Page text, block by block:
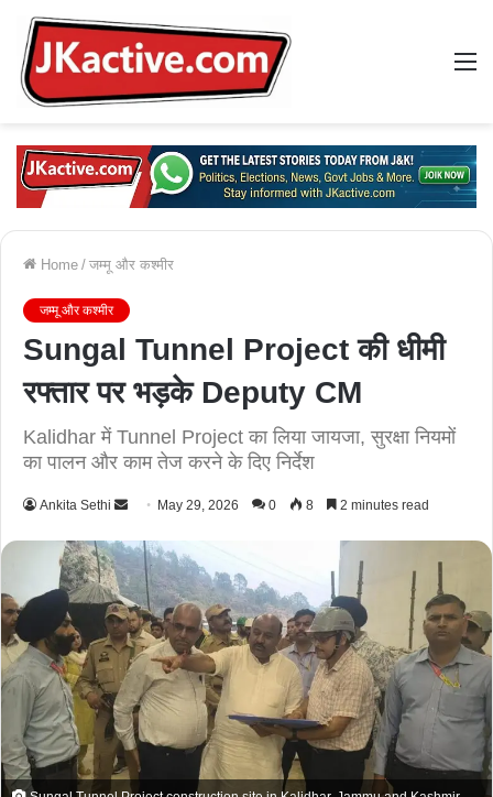
Home / जम्मू और कश्मीर
जम्मू और कश्मीर
Sungal Tunnel Project की धीमी
रफ्तार पर भड़के Deputy CM
Kalidhar में Tunnel Project का लिया जायजा, सुरक्षा नियमों
का पालन और काम तेज करने के दिए निर्देश
Ankita Sethi
n
d
a
n
e
m
a
i
l
May 29, 2026 0 8 2 minutes read